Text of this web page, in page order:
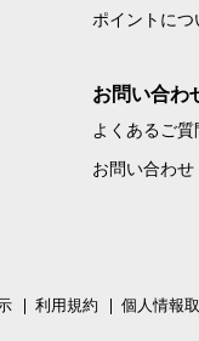
ポイントにつ
お問い合わ
よくあるご質
お問い合わせ
利用規約 個人情報